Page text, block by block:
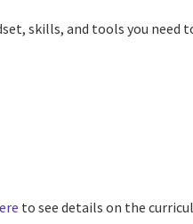
skills, and tools you
to see details on the